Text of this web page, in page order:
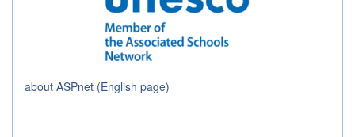
about ASPnet (English page)